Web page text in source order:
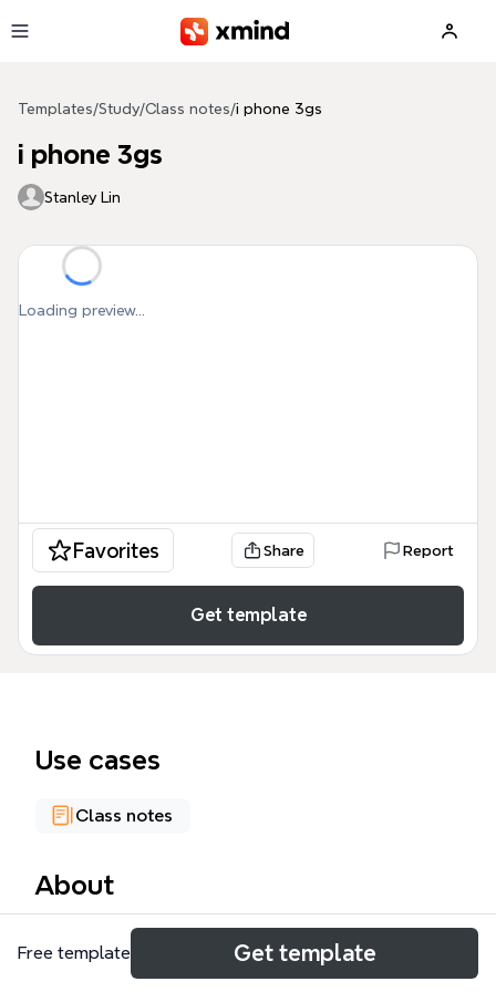
Templates/Study/Class notes/i phone 3gs
i phone 3gs
Stanley Lin
Loading preview...
Favorites Share Report
Get template
Use cases
Class notes
About
iPhone 3GS 功課筆記由網友 Shan 提供，涵蓋規格、
產品版本、選購管道、軟體應用、配件及問題整理等六
Free template Get template